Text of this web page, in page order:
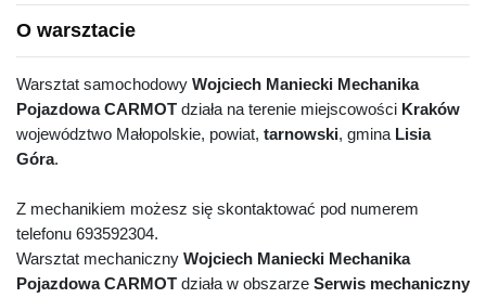
O warsztacie
Warsztat samochodowy Wojciech Maniecki Mechanika
Pojazdowa CARMOT działa na terenie miejscowości Kraków
województwo Małopolskie, powiat, tarnowski, gmina Lisia
Góra.
Z mechanikiem możesz się skontaktować pod numerem
telefonu 693592304.
Warsztat mechaniczny Wojciech Maniecki Mechanika
Pojazdowa CARMOT działa w obszarze Serwis mechaniczny